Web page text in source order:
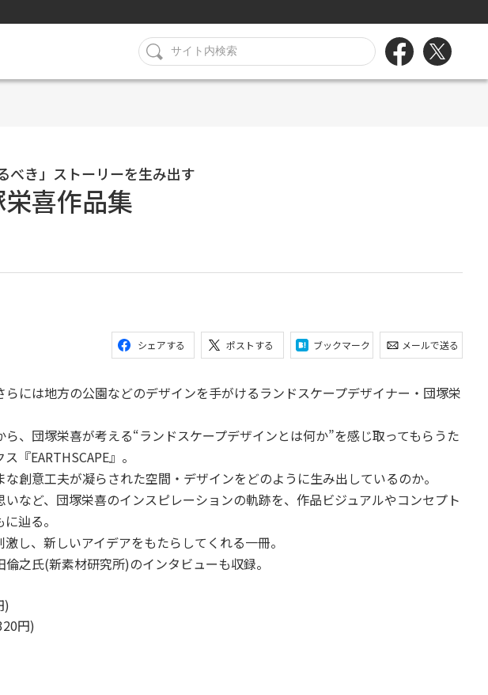
べき」ストーリーを生み出す
栄喜作品集
シェアする ポストする ブックマーク メールで送る
には地方の公園などのデザインを手がけるランドスケープデザイナー・団塚栄
、団塚栄喜が考える“ランドスケープデザインとは何か”を感じ取ってもらうた
『EARTHSCAPE』。
創意工夫が凝らされた空間・デザインをどのように生み出しているのか。
など、団塚栄喜のインスピレーションの軌跡を、作品ビジュアルやコンセプト
辿る。
し、新しいアイデアをもたらしてくれる一冊。
之氏(新素材研究所)のインタビューも収録。
)
円)